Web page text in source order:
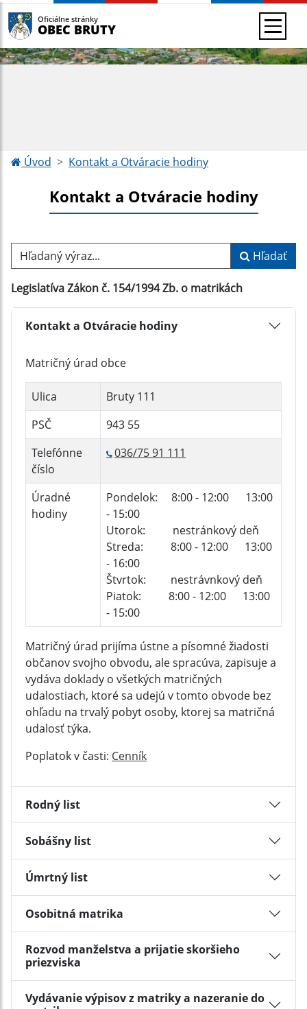
Oficiálne stránky
OBEC BRUTY
Úvod Kontakt a Otváracie hodiny
Kontakt a Otváracie hodiny
Hľadaný výraz... Hľadať
Legislatíva Zákon č. 154/1994 Zb. o matrikách
Kontakt a Otváracie hodiny
Matričný úrad obce
Ulica
Bruty 111
PSČ
943 55
Telefónne
číslo
036/75 91 111
Úradné
hodiny
Pondelok: 8:00 - 12:00 13:00
- 15:00
Utorok: nestránkový deň
Streda: 8:00 - 12:00 13:00
- 16:00
Štvrtok: nestrávnkový deň
Piatok: 8:00 - 12:00 13:00
- 15:00
Matričný úrad prijíma ústne a písomné žiadosti
občanov svojho obvodu, ale spracúva, zapisuje a
vydáva doklady o všetkých matričných
udalostiach, ktoré sa udejú v tomto obvode bez
ohľadu na trvalý pobyt osoby, ktorej sa matričná
udalosť týka.
Poplatok v časti: Cenník
Rodný list
Sobášny list
Úmrtný list
Osobitná matrika
Rozvod manželstva a prijatie skoršieho
priezviska
Vydávanie výpisov z matriky a nazeranie do